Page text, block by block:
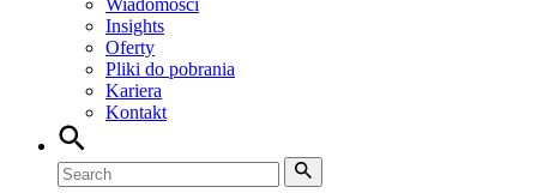
Wiadomości
Insights
Oferty
Pliki do pobrania
Kariera
Kontakt